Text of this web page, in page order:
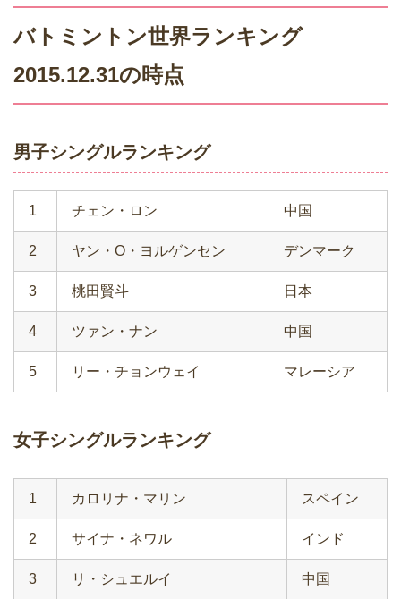
バトミントン世界ランキング
2015.12.31の時点
男子シングルランキング
1 チェン・ロン 中国
2 ヤン・O・ヨルゲンセン デンマーク
3 桃田賢斗 日本
4 ツァン・ナン 中国
5 リー・チョンウェイ マレーシア
女子シングルランキング
1 カロリナ・マリン スペイン
2 サイナ・ネワル インド
3 リ・シュエルイ 中国